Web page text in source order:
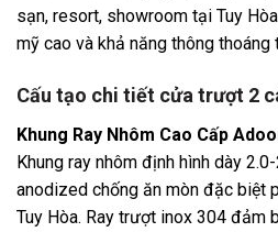
sạn, resort, showroom tại Tuy
mỹ cao và khả năng thông thoáng
Cấu tạo chi tiết cửa trượt 2
Khung Ray Nhôm Cao Cấp
Khung ray nhôm định hình dày
anodized chống ăn mòn đặc biệt
Tuy Hòa. Ray trượt inox 304 đảm